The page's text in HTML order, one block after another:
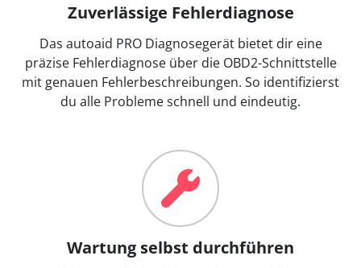
Zuverlässige Fehlerdiagnose
Das autoaid PRO Diagnosegerät bietet dir eine
präzise Fehlerdiagnose über die OBD2-Schnittstelle
mit genauen Fehlerbeschreibungen. So identifizierst
du alle Probleme schnell und eindeutig.
Wartung selbst durchführen